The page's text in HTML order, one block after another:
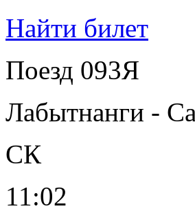
Найти билет
Поезд 093Я
Лабытнанги -
СК
11:02